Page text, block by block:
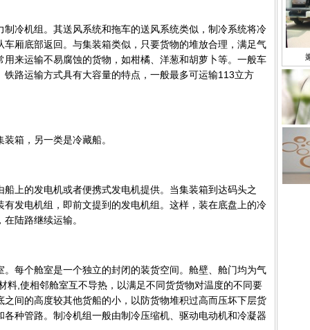
冷机组。其送风系统和拖车的送风系统类似，制冷系统将冷
厢底部返回。与集装箱类似，只要货物的堆放合理，满足气
来运输不易腐蚀的货物，如柑橘、洋葱和胡萝卜等。一般车
路运输方式具有大容量的特点，一般最多可运输113立方
箱，另一类是冷藏船。
上的发电机或者便携式发电机提供。当集装箱到达码头之
发电机组，即前文提到的发电机组。这样，装在底盘上的冷
陆路继续运输。
每个舱室是一个独立的封闭的装货空间。舱壁、舱门均为气
料,使相邻舱室互不导热，以满足不同货货物对温度的不同要
间的高度较其他货船的小，以防货物堆积过高而压坏下层货
种管路。制冷机组一般由制冷压缩机、驱动电动机和冷凝器